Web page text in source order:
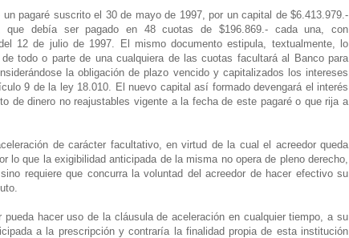
pagaré suscrito el 30 de mayo de 1997, por un capital de $6.413.979.-
que debía ser pagado en 48 cuotas de $196.869.- cada una, con
12 de julio de 1997. El mismo documento estipula, textualmente, lo
todo o parte de una cualquiera de las cuotas facultará al Banco para
la obligación de plazo vencido y capitalizados los intereses
9 de la ley 18.010. El nuevo capital así formado devengará el interés
de dinero no reajustables vigente a la fecha de este pagaré o que rija a
de carácter facultativo, en virtud de la cual el acreedor queda
lo que la exigibilidad anticipada de la misma no opera de pleno derecho,
requiere que concurra la voluntad del acreedor de hacer efectivo su
hacer uso de la cláusula de aceleración en cualquier tiempo, a su
a la prescripción y contraría la finalidad propia de esta institución